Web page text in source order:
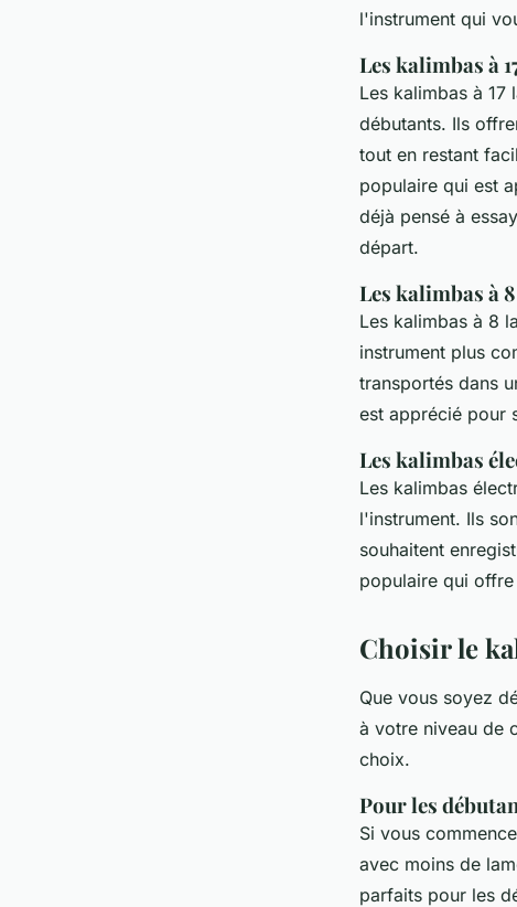
l'instrument qui
Les kalimbas à
Les kalimbas à
débutants. Ils
tout en restant
populaire qui est
déjà pensé à
départ.
Les kalimbas à
Les kalimbas à 8
instrument plus
transportés dans
est apprécié pour
Les kalimbas
Les kalimbas
l'instrument. Ils
souhaitent
populaire qui
Choisir le
Que vous soyez
à votre niveau de
choix.
Pour les
Si vous
avec moins de
parfaits pour les